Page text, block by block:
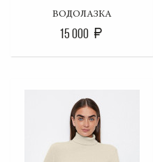
ВОДОЛАЗКА
15 000